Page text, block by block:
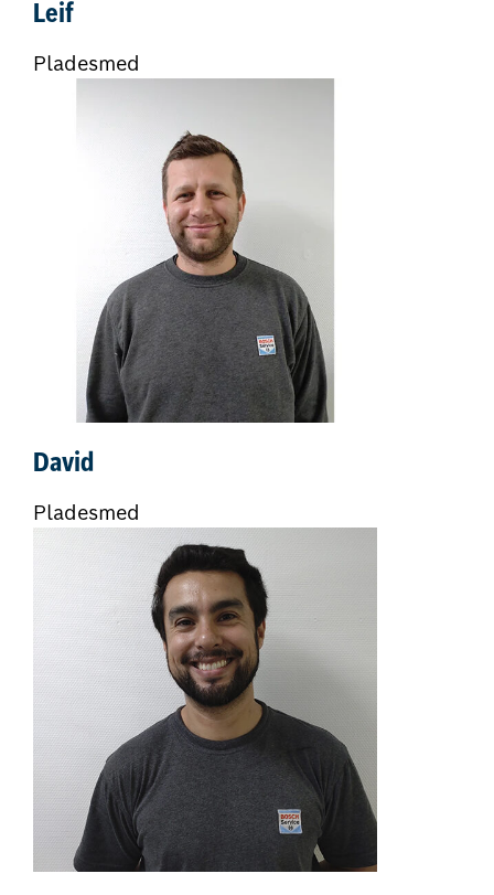
Leif
Pladesmed
David
Pladesmed